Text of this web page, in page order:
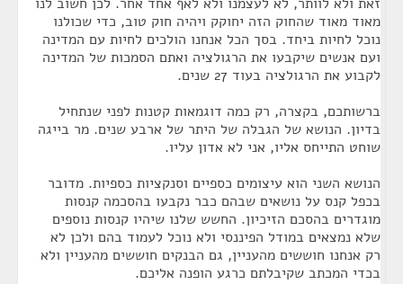
מאוד מאוד שהחוק הזה יחוקק ויהיה חוק טוב, כדי שכולנו
נוכל לחיות ביחד. בסך הכל אנחנו הולכים לחיות עם המדינה
ועם אנשים שיקבעו את הרגולציה ואתם הסמכות של המדינה
לקבוע את הרגולציה בעוד 27 שנים.
ברשותכם, בקצרה, רק כמה דוגמאות קטנות לפני שנתחיל
בדיון. הנושא של הגבלה של היתר של ארבע שנים. מר בייגה
שוחט התייחס אליו, אני לא אדון עליו.
הנושא השני הוא עיצומים כספיים וסנקציות כספיות. מדובר
בכפל קנס על נושאים שבהם כבר נקבעו בהסכמה קנסות
מוגדרים בהסכם הזיכיון. החשש שלנו שיהיו קנסות נוספים
שלא נמצאים במודל הפיננסי ולא נוכל לעמוד בהם ולכן לא
רק אנחנו חוששים מהעניין, גם הבנקים חוששים מהעניין ולא
בכדי המכתב שקיבלתם כרגע הופנה אליכם.